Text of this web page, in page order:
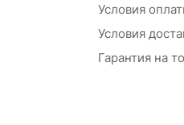
Условия
Условия
Гарантия на